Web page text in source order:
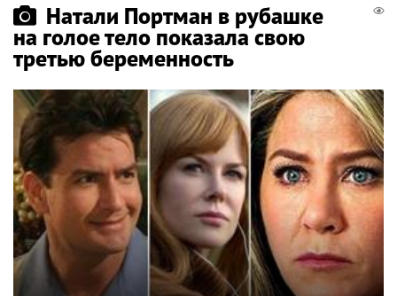
Натали Портман в рубашке
на голое тело показала свою
третью беременность